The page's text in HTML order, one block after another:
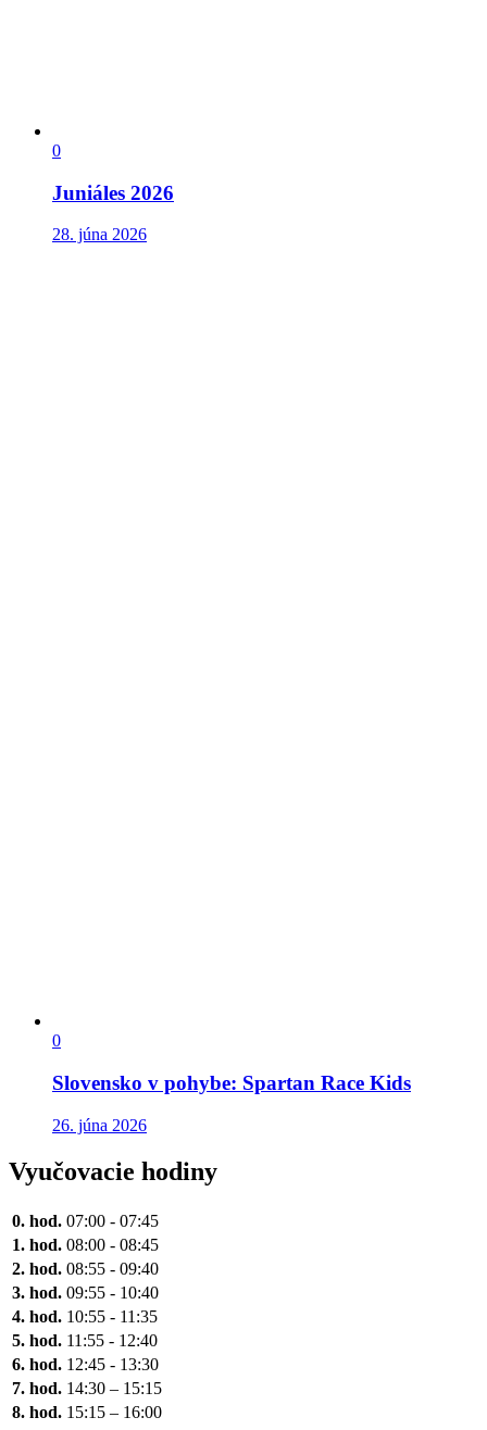
0
Juniáles 2026
28. júna 2026
0
Slovensko v pohybe: Spartan Race Kids
26. júna 2026
Vyučovacie hodiny
0. hod. 07:00 - 07:45
1. hod. 08:00 - 08:45
2. hod. 08:55 - 09:40
3. hod. 09:55 - 10:40
4. hod. 10:55 - 11:35
5. hod. 11:55 - 12:40
6. hod. 12:45 - 13:30
7. hod. 14:30 – 15:15
8. hod. 15:15 – 16:00